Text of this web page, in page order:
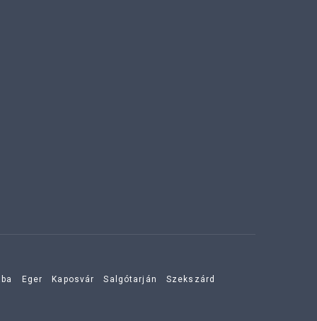
Eger Kaposvár Salgótarján Szekszárd